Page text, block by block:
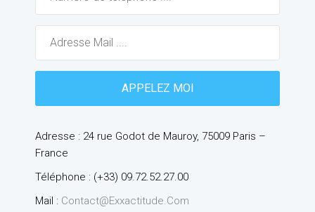
Adresse : 24 rue Godot de Mauroy, 75009 Paris –
France
Téléphone : (+33) 09.72.52.27.00
Mail : Contact@exxactitude.com